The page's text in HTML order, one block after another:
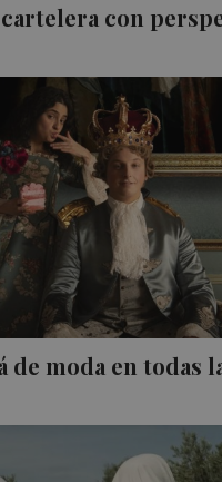
con
de moda en todas